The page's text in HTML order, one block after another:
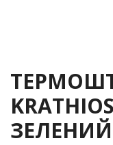
ЗЕЛЕНИЙ